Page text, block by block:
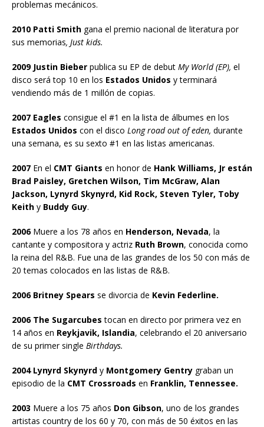
problemas mecánicos.
2010 Patti Smith gana el premio nacional de literatura por
sus memorias, Just kids.
2009 Justin Bieber publica su EP de debut My World (EP), el
disco será top 10 en los Estados Unidos y terminará
vendiendo más de 1 millón de copias.
2007 Eagles consigue el #1 en la lista de álbumes en los
Estados Unidos con el disco Long road out of eden, durante
una semana, es su sexto #1 en las listas americanas.
2007 En el CMT Giants en honor de Hank Williams, Jr están
Brad Paisley, Gretchen Wilson, Tim McGraw, Alan
Jackson, Lynyrd Skynyrd, Kid Rock, Steven Tyler, Toby
Keith y Buddy Guy.
2006Muere a los 78 años en Henderson, Nevada, la
cantante y compositora y actriz Ruth Brown, conocida como
la reina del R&B. Fue una de las grandes de los 50 con más de
20 temas colocados en las listas de R&B.
2006 Britney Spears se divorcia de Kevin Federline.
2006 The Sugarcubes tocan en directo por primera vez en
14 años en Reykjavik, Islandia, celebrando el 20 aniversario
de su primer single Birthdays.
2004 Lynyrd Skynyrd y Montgomery Gentry graban un
episodio de la CMT Crossroads en Franklin, Tennessee.
2003 Muere a los 75 años Don Gibson, uno de los grandes
artistas country de los 60 y 70, con más de 50 éxitos en las